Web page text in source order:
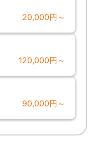
20,000円～
120,000円～
90,000円～